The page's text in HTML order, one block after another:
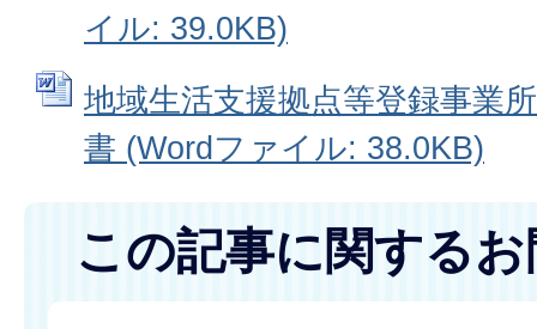
イル: 39.0KB)
地域生活支援拠点等登録事業
書 (Wordファイル: 38.0KB)
この記事に関する